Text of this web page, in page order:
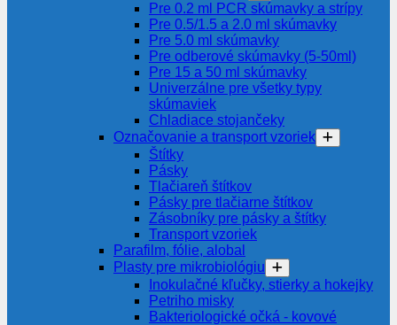
Pre 0.2 ml PCR skúmavky a strípy
Pre 0.5/1.5 a 2.0 ml skúmavky
Pre 5.0 ml skúmavky
Pre odberové skúmavky (5-50ml)
Pre 15 a 50 ml skúmavky
Univerzálne pre všetky typy
skúmaviek
Chladiace stojančeky
Označovanie a transport vzoriek
Štítky
Pásky
Tlačiareň štítkov
Pásky pre tlačiarne štítkov
Zásobníky pre pásky a štítky
Transport vzoriek
Parafilm, fólie, alobal
Plasty pre mikrobiológiu
Inokulačné kľučky, stierky a hokejky
Petriho misky
Bakteriologické očká - kovové